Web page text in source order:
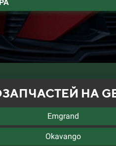
НА
Emgrand
Okavango